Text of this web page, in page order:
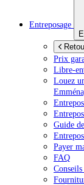
Entreposage
Prix
Libre-
Louez
Guide
Payer
FAQ